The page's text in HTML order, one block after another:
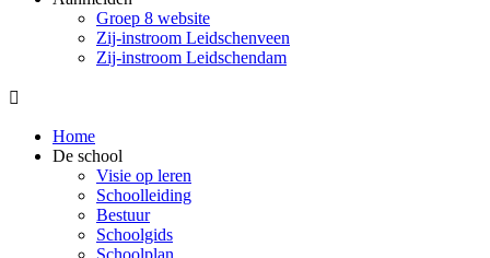
Groep 8 website
Zij-instroom Leidschenveen
Zij-instroom Leidschendam

Home
De school
Visie op leren
Schoolleiding
Bestuur
Schoolgids
Schoolplan